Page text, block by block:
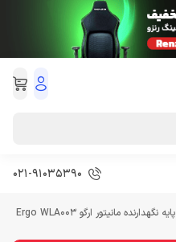
021-91035390
پایه نگهدارنده مانیتور ارگو Ergo WLA003